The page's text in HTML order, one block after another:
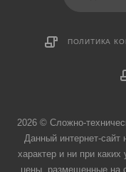
ПОЛИТИКА
2026 © Сложно-
Данный интернет-
характер и ни при
цены, размещенные на